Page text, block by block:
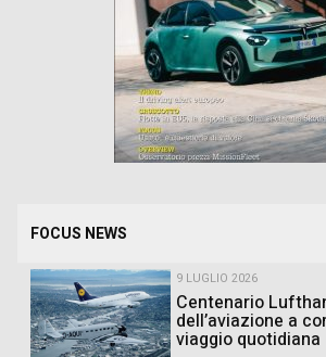
FOCUS NEWS
9 LUGLIO 2026
Centenario
dell’aviazione a
viaggio quotidiana